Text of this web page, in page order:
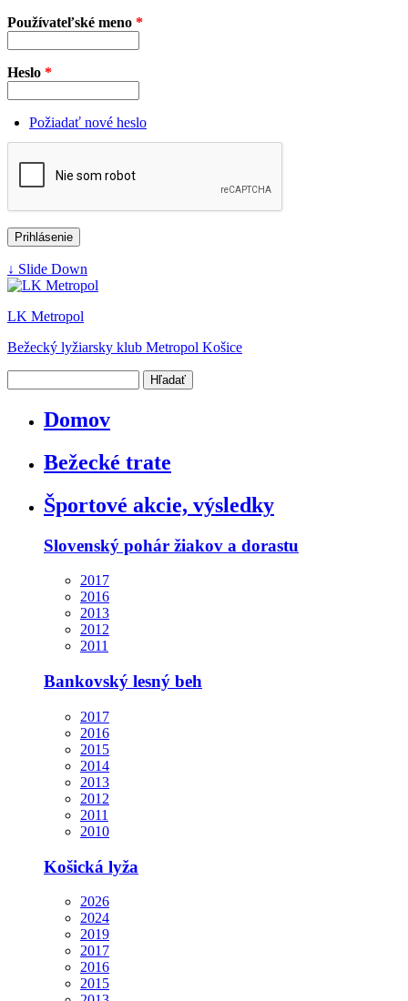
Jump to Content
Používateľské meno *
Heslo *
Požiadať nové heslo
↓ Slide Down
LK Metropol
Bežecký lyžiarsky klub Metropol Košice
Domov
Bežecké trate
Športové akcie, výsledky
Slovenský pohár žiakov a dorastu
2017
2016
2013
2012
2011
Bankovský lesný beh
2017
2016
2015
2014
2013
2012
2011
2010
Košická lyža
2026
2024
2019
2017
2016
2015